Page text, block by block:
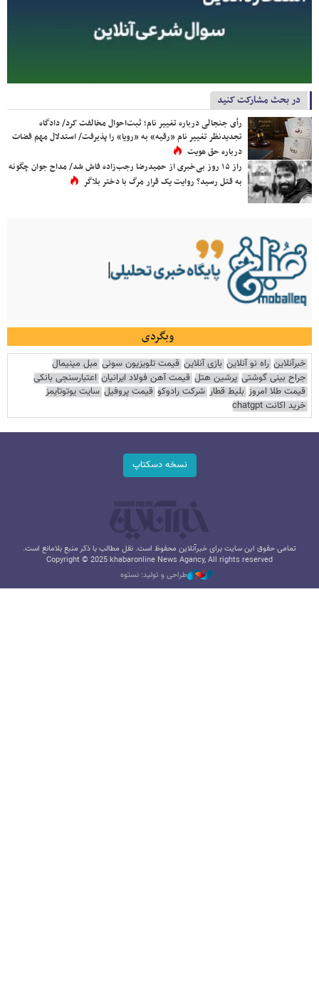
در بحث مشارکت کنید
رأی جنجالی درباره تغییر نام؛ ثبت‌احوال مخالفت کرد/ دادگاه
تجدیدنظر تغییر نام «رقیه» به «رویا» را پذیرفت/ استدلال مهم قضات
درباره حق هویت
راز ۱۵ روز بی‌خبری از حمیدرضا رجب‌زاده فاش شد/ مداح جوان چگونه
به قتل رسید؟ روایت یک قرار مرگ با دختر بلاگر
وبگردی
خبرآنلاین راه نو آنلاین بازی آنلاین قیمت تلویزیون سونی مبل مینیمال
جراح بینی گوشتی پرشین هتل قیمت آهن فولاد ایرانیان اعتبارسنجی بانکی
قیمت طلا امروز بلیط قطار شرکت رادوکو قیمت پروفیل سایت یوتوتایمز
خرید اکانت chatgpt
نسخه دسکتاپ
تمامی حقوق این سایت برای خبرآنلاین محفوظ است. نقل مطالب با ذکر منبع بلامانع است.
Copyright © 2025 khabaronline News Agancy, All rights reserved
طراحی و تولید: نستوه